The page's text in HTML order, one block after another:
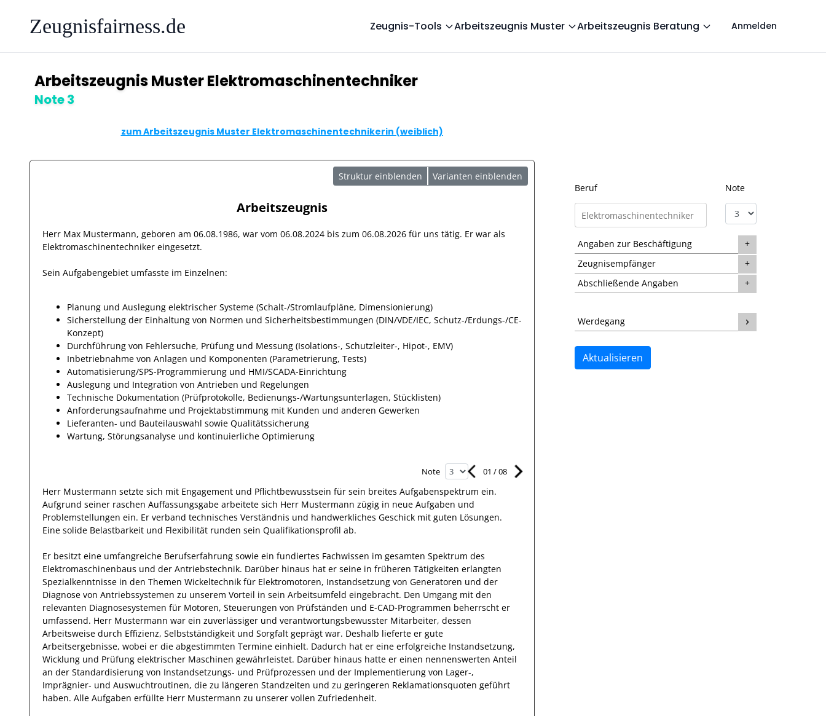
Zeugnisfairness.de Zeugnis-Tools Arbeitszeugnis Muster Arbeitszeugnis Beratung Anmelden
Arbeitszeugnis Muster Elektromaschinentechniker
Note 3
zum Arbeitszeugnis Muster Elektromaschinentechnikerin (weiblich)
Struktur einblenden Varianten einblenden
Arbeitszeugnis
Herr Max Mustermann, geboren am 06.08.1986, war vom 06.08.2024 bis zum 06.08.2026 für uns tätig. Er war als
Elektromaschinentechniker eingesetzt.
Sein Aufgabengebiet umfasste im Einzelnen:
Planung und Auslegung elektrischer Systeme (Schalt-/Stromlaufpläne, Dimensionierung)
Sicherstellung der Einhaltung von Normen und Sicherheitsbestimmungen (DIN/VDE/IEC, Schutz-/Erdungs-/CE-
Konzept)
Durchführung von Fehlersuche, Prüfung und Messung (Isolations-, Schutzleiter-, Hipot-, EMV)
Inbetriebnahme von Anlagen und Komponenten (Parametrierung, Tests)
Automatisierung/SPS-Programmierung und HMI/SCADA-Einrichtung
Auslegung und Integration von Antrieben und Regelungen
Technische Dokumentation (Prüfprotokolle, Bedienungs-/Wartungsunterlagen, Stücklisten)
Anforderungsaufnahme und Projektabstimmung mit Kunden und anderen Gewerken
Lieferanten- und Bauteilauswahl sowie Qualitätssicherung
Wartung, Störungsanalyse und kontinuierliche Optimierung
Note 01 /08
Herr Mustermann setzte sich mit Engagement und Pflichtbewusstsein für sein breites Aufgabenspektrum ein.
Aufgrund seiner raschen Auffassungsgabe arbeitete sich Herr Mustermann zügig in neue Aufgaben und
Problemstellungen ein. Er verband technisches Verständnis und handwerkliches Geschick mit guten Lösungen.
Eine solide Belastbarkeit und Flexibilität runden sein Qualifikationsprofil ab.
Er besitzt eine umfangreiche Berufserfahrung sowie ein fundiertes Fachwissen im gesamten Spektrum des
Elektromaschinenbaus und der Antriebstechnik. Darüber hinaus hat er seine in früheren Tätigkeiten erlangten
Spezialkenntnisse in den Themen Wickeltechnik für Elektromotoren, Instandsetzung von Generatoren und der
Diagnose von Antriebssystemen zu unserem Vorteil in sein Arbeitsumfeld eingebracht. Den Umgang mit den
relevanten Diagnosesystemen für Motoren, Steuerungen von Prüfständen und E-CAD-Programmen beherrscht er
umfassend. Herr Mustermann war ein zuverlässiger und verantwortungsbewusster Mitarbeiter, dessen
Arbeitsweise durch Effizienz, Selbstständigkeit und Sorgfalt geprägt war. Deshalb lieferte er gute
Arbeitsergebnisse, wobei er die abgestimmten Termine einhielt. Dadurch hat er eine erfolgreiche Instandsetzung,
Wicklung und Prüfung elektrischer Maschinen gewährleistet. Darüber hinaus hatte er einen nennenswerten Anteil
an der Standardisierung von Instandsetzungs- und Prüfprozessen und der Implementierung von Lager-,
Imprägnier- und Auswuchtroutinen, die zu längeren Standzeiten und zu geringeren Reklamationsquoten geführt
haben. Alle Aufgaben erfüllte Herr Mustermann zu unserer vollen Zufriedenheit.
Beruf Note
Angaben zur Beschäftigung
Zeugnisempfänger
Abschließende Angaben
Werdegang
Aktualisieren